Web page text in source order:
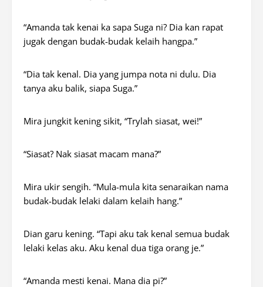
“Amanda tak kenai ka sapa Suga ni? Dia kan rapat
jugak dengan budak-budak kelaih hangpa.”
“Dia tak kenal. Dia yang jumpa nota ni dulu. Dia
tanya aku balik, siapa Suga.”
Mira jungkit kening sikit, “Trylah siasat, wei!”
“Siasat? Nak siasat macam mana?”
Mira ukir sengih. “Mula-mula kita senaraikan nama
budak-budak lelaki dalam kelaih hang.”
Dian garu kening. “Tapi aku tak kenal semua budak
lelaki kelas aku. Aku kenal dua tiga orang je.”
“Amanda mesti kenai. Mana dia pi?”